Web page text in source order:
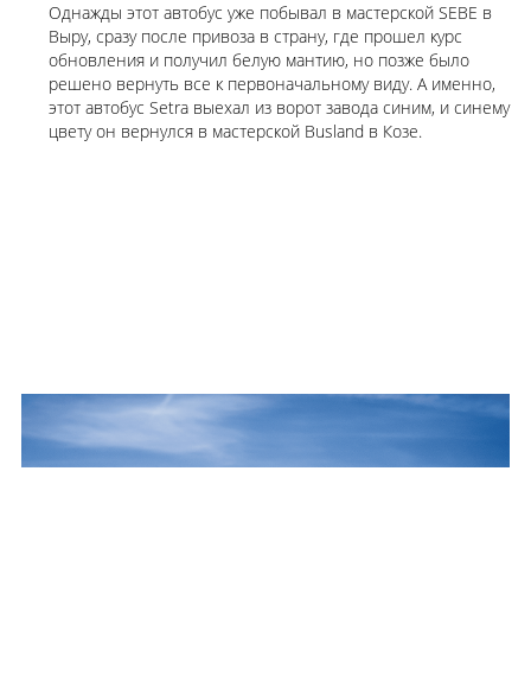
Однажды этот автобус уже побывал в мастерской SEBE в
Выру, сразу после привоза в страну, где прошел курс
обновления и получил белую мантию, но позже было
решено вернуть все к первоначальному виду. А именно,
этот автобус Setra выехал из ворот завода синим, и синему
цвету он вернулся в мастерской Busland в Козе.